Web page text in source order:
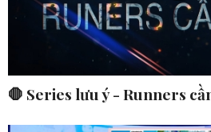
🛑 Series lưu ý - Runners